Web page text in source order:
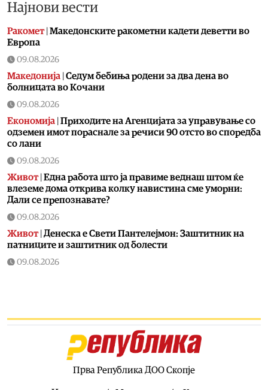
Најнови вести
Ракомет| Македонските ракометни кадети деветти во
Европа
09.08.2026
Македонија Седум бебиња родени за два дена во
болницата во Кочани
09.08.2026
Економија Приходите на Агенцијата за управување со
одземен имот пораснале за речиси 90 отсто во споредба
со лани
09.08.2026
Живот| Една работа што ја правиме веднаш штом ќе
влеземе дома открива колку навистина сме уморни:
Дали се препознавате?
09.08.2026
Живот| Денеска е Свети Пантелејмон: Заштитник на
патниците и заштитник од болести
09.08.2026
Македонија|Голема повелба на хуманизмот за
Архиепископот г.г. Стефан по повод 40-годишнината од
неговото замонашување
Прва Република ДОО Скопје